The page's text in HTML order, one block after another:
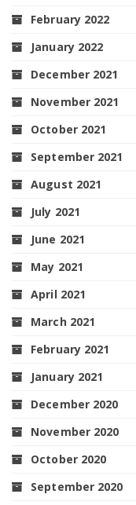
February 2022
January 2022
December 2021
November 2021
October 2021
September 2021
August 2021
July 2021
June 2021
May 2021
April 2021
March 2021
February 2021
January 2021
December 2020
November 2020
October 2020
September 2020